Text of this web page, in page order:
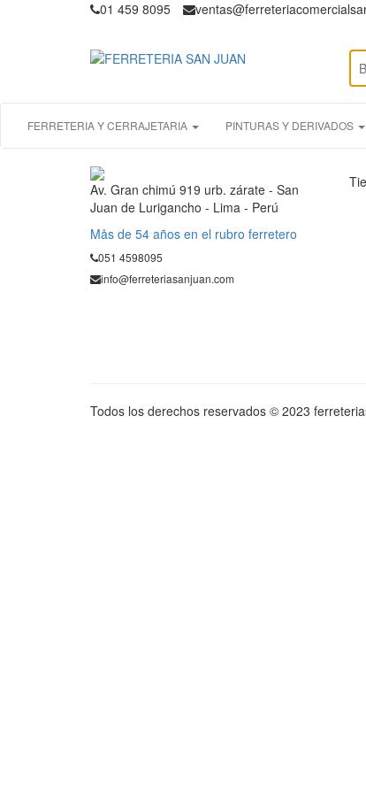
01 459 8095
FERRETERIA Y CERRAJETARIA PINTURAS Y DERIVADOS
Av. Gran chimú 919 urb. zárate - San
Juan de Lurigancho - Lima - Perú
Mås de 54 años en el rubro ferretero
051 4598095
info@ferreteriasanjuan.com
Todos los derechos reservados © 2023